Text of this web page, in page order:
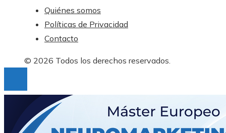
Quiénes somos
Políticas de Privacidad
Contacto
© 2026 Todos los derechos reservados.